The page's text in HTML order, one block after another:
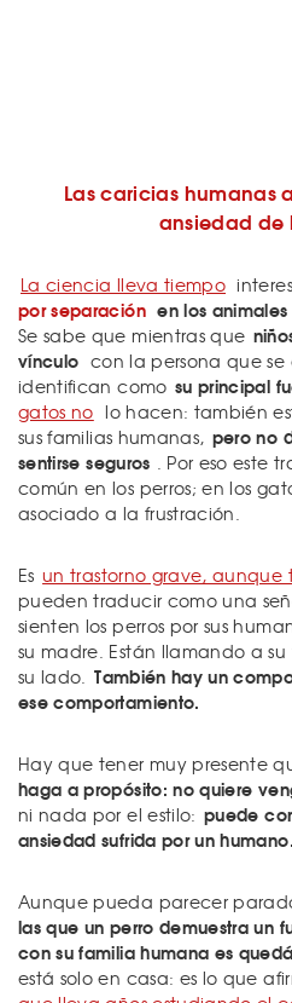
Las caricias humanas
ansiedad de
La ciencia lleva tiempo
por separación en los
Se sabe que mientras que
vínculo con la persona que
identifican como su principal
gatos no lo hacen: también
sus familias humanas, pero no
sentirse seguros
. Por eso este
común en los perros; en los
asociado a la frustración.
Es un trastorno grave, aunque
pueden traducir como una
sienten los perros por sus
su madre. Están llamando a
su lado. También hay un
ese comportamiento.
Hay que tener muy presente
haga a propósito: no quiere
ni nada por el estilo: puede
ansiedad sufrida por un humano.
Aunque pueda parecer
las que un perro demuestra un
con su familia humana es
está solo en casa: es lo que